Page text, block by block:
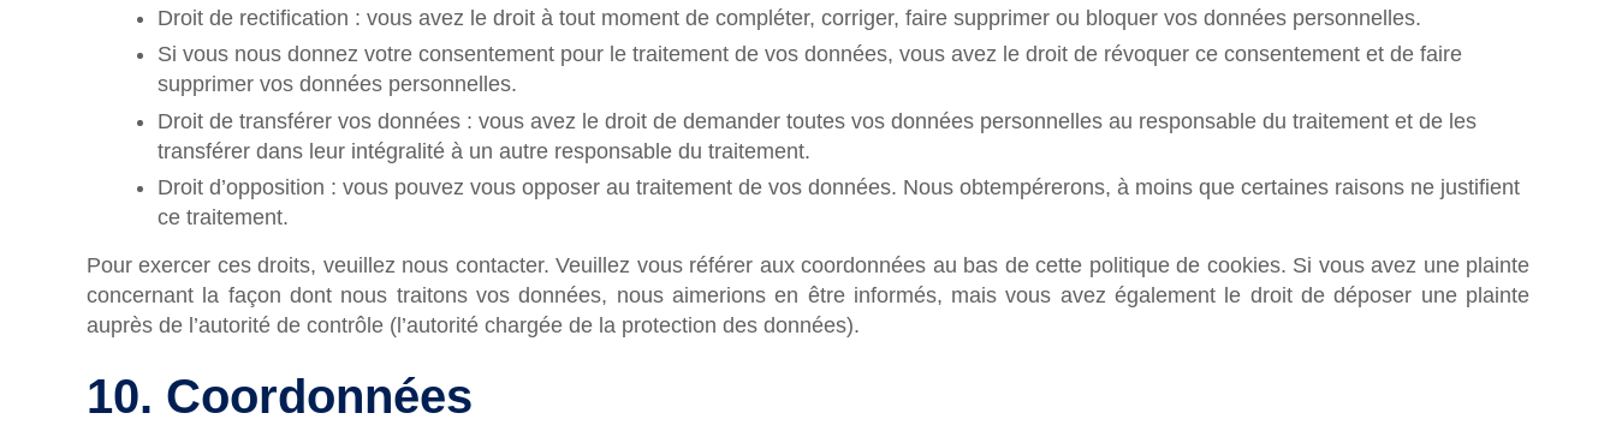
Droit de rectification : vous avez le droit à tout moment de compléter, corriger, faire supprimer ou bloquer vos données personnelles.
Si vous nous donnez votre consentement pour le traitement de vos données, vous avez le droit de révoquer ce consentement et de faire
supprimer vos données personnelles.
Droit de transférer vos données : vous avez le droit de demander toutes vos données personnelles au responsable du traitement et de les
transférer dans leur intégralité à un autre responsable du traitement.
Droit d’opposition : vous pouvez vous opposer au traitement de vos données. Nous obtempérerons, à moins que certaines raisons ne justifient
ce traitement.
Pour exercer ces droits, veuillez nous contacter. Veuillez vous référer aux coordonnées au bas de cette politique de cookies. Si vous avez une plainte
concernant la façon dont nous traitons vos données, nous aimerions en être informés, mais vous avez également le droit de déposer une plainte
auprès de l’autorité de contrôle (l’autorité chargée de la protection des données).
10. Coordonnées